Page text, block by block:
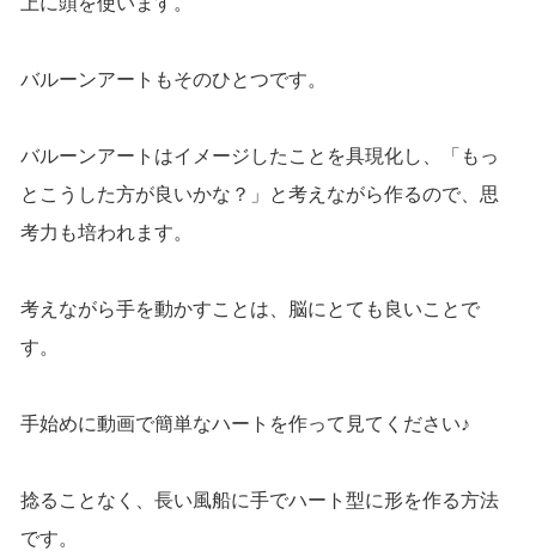
バルーンアートもそのひとつです。
バルーンアートはイメージしたことを具現化し、「もっ
とこうした方が良いかな？」と考えながら作るので、思
考力も培われます。
考えながら手を動かすことは、脳にとても良いことで
す。
手始めに動画で簡単なハートを作って見てください♪
捻ることなく、長い風船に手でハート型に形を作る方法
です。